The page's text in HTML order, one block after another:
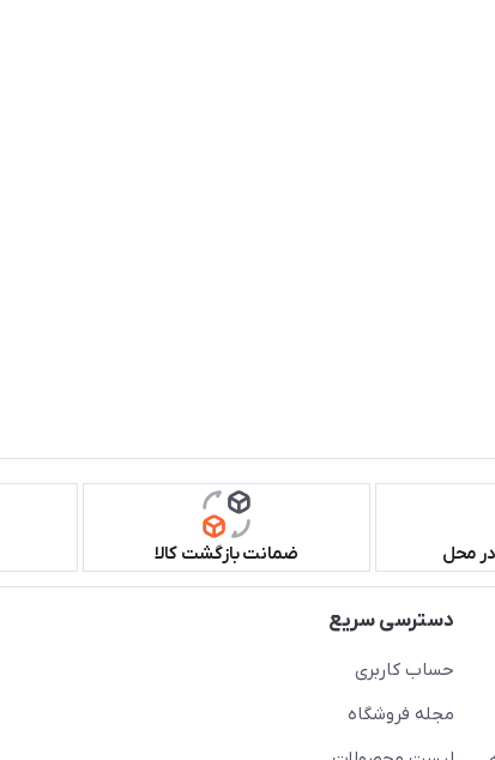
محل ضمانت بازگشت کالا
دسترسی سریع
حساب کاربری
مجله فروشگاه